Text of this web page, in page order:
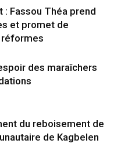
: Fassou Théa prend
et promet de
des maraîchers
du reboisement de
de Kagbelen